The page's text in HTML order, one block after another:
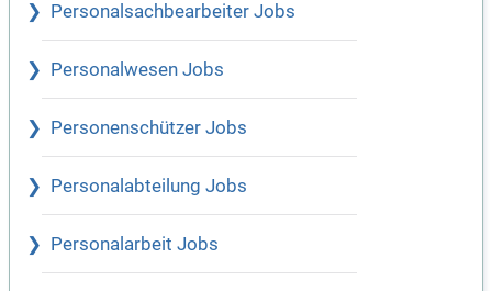
Personalsachbearbeiter Jobs
Personalwesen Jobs
Personenschützer Jobs
Personalabteilung Jobs
Personalarbeit Jobs